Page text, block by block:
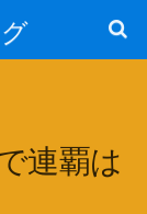
連覇は